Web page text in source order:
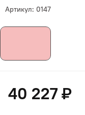
Артикул: 0147
40 227 ₽